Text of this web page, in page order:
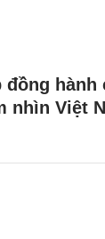
đồng hành
nhìn Việt